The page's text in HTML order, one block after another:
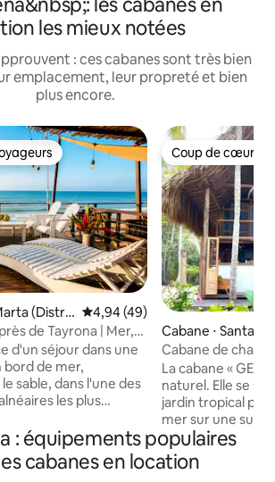
les mieux notées
: ces cabanes sont très bien
emplacement, leur propreté et bien
plus encore.
(Distrit
E Históric
Évaluation moyenne sur la
4,94 (49)
de Tayrona | Mer,
d'un séjour dans une
bord de mer,
sable, dans l'une des
les plus
10 minutes de
de Tayrona, avec la
mangroves, les
Coup de cœur
Coup de cœur
Cabane ⋅ Santa
to Turístico
co)
Cabane de
La cabane «
naturel. Elle se
jardin tropical
mer sur une
Caraïbes. Si vous cherchez à vous
reposer en plein
Cabaña Gecko est
: équipements populaires
cabanes en location